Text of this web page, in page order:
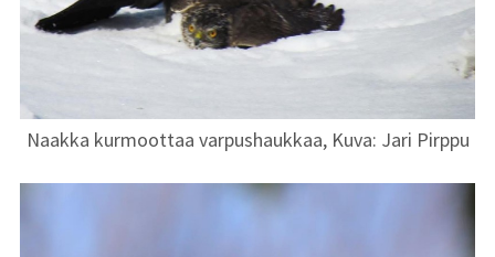
Naakka kurmoottaa varpushaukkaa, Kuva: Jari Pirppu